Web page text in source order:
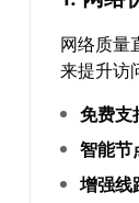
网络质量
来提升访
免费支
智能节
增强线